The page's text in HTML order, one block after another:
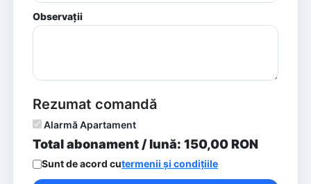
Observații
Rezumat comandă
Alarmă Apartament
Total abonament / lună: 150,00RON
Sunt de acord cutermenii și condițiile